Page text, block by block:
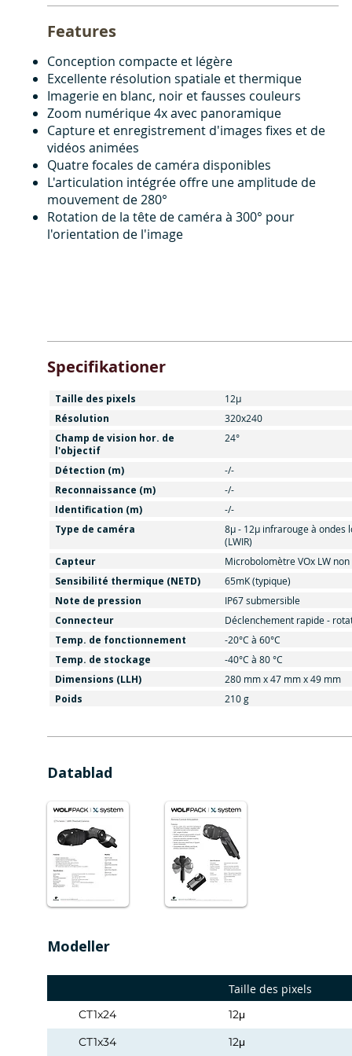
Features
Conception compacte et légère
Excellente résolution spatiale et thermique
Imagerie en blanc, noir et fausses couleurs
Zoom numérique 4x avec panoramique
Capture et enregistrement d'images fixes et de
vidéos animées
Quatre focales de caméra disponibles
L'articulation intégrée offre une amplitude de
mouvement de 280°
Rotation de la tête de caméra à 300° pour
l'orientation de l'image
Specifikationer
Taille des pixels 12µ
Résolution 320x240
Champ de vision hor. de
l'objectif
24°
Détection (m) -/-
Reconnaissance (m) -/-
Identification (m) -/-
Type de caméra
8μ - 12μ infrarouge à ondes
(LWIR)
Capteur Microbolomètre VOx LW
Sensibilité thermique (NETD) 65mK (typique)
Note de pression IP67 submersible
Connecteur Déclenchement rapide -
Temp. de fonctionnement -20°C à 60°C
Temp. de stockage -40°C à 80 °C
Dimensions (LLH) 280 mm x 47 mm x 49 mm
Poids 210 g
Datablad
Modeller
Taille des pixels
CT1x24
12μ
CT1x34
12μ